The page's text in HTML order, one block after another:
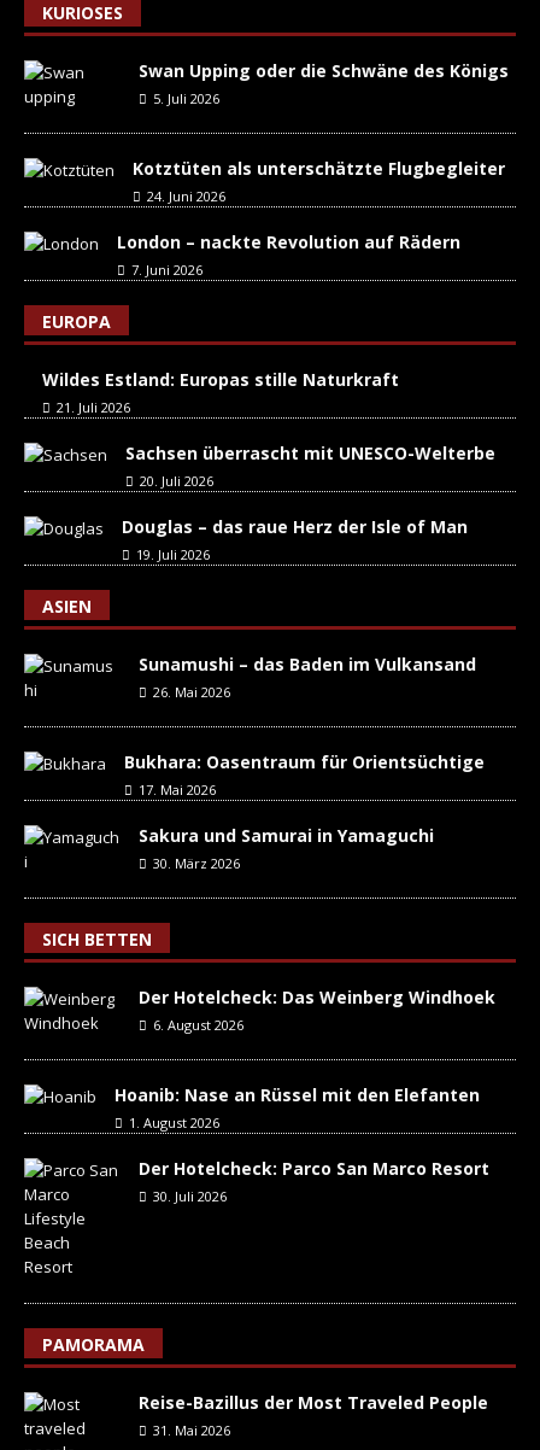
KURIOSES
Swan Upping oder die Schwäne des Königs
5. Juli 2026
Kotztüten als unterschätzte Flugbegleiter
24. Juni 2026
London – nackte Revolution auf Rädern
7. Juni 2026
EUROPA
Wildes Estland: Europas stille Naturkraft
21. Juli 2026
Sachsen überrascht mit UNESCO-Welterbe
20. Juli 2026
Douglas – das raue Herz der Isle of Man
19. Juli 2026
ASIEN
Sunamushi – das Baden im Vulkansand
26. Mai 2026
Bukhara: Oasentraum für Orientsüchtige
17. Mai 2026
Sakura und Samurai in Yamaguchi
30. März 2026
SICH BETTEN
Der Hotelcheck: Das Weinberg Windhoek
6. August 2026
Hoanib: Nase an Rüssel mit den Elefanten
1. August 2026
Der Hotelcheck: Parco San Marco Resort
30. Juli 2026
PAMORAMA
Reise-Bazillus der Most Traveled People
31. Mai 2026